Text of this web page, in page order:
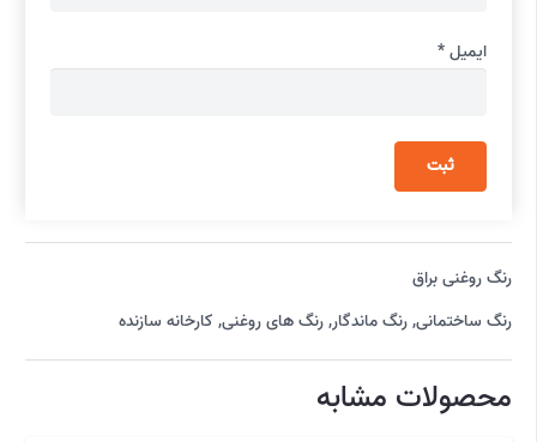
ایمیل*
رنگ روغنی براق
رنگ ساختمانی,رنگ ماندگار,رنگ های روغنی, کارخانه سازنده
محصولات مشابه